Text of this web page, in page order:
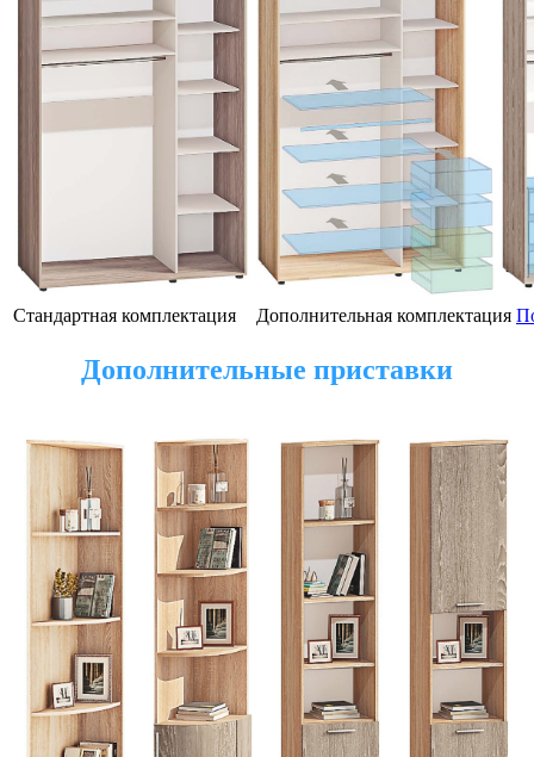
Стандартная комплектация Дополнительная комплектация
Дополнительные приставки